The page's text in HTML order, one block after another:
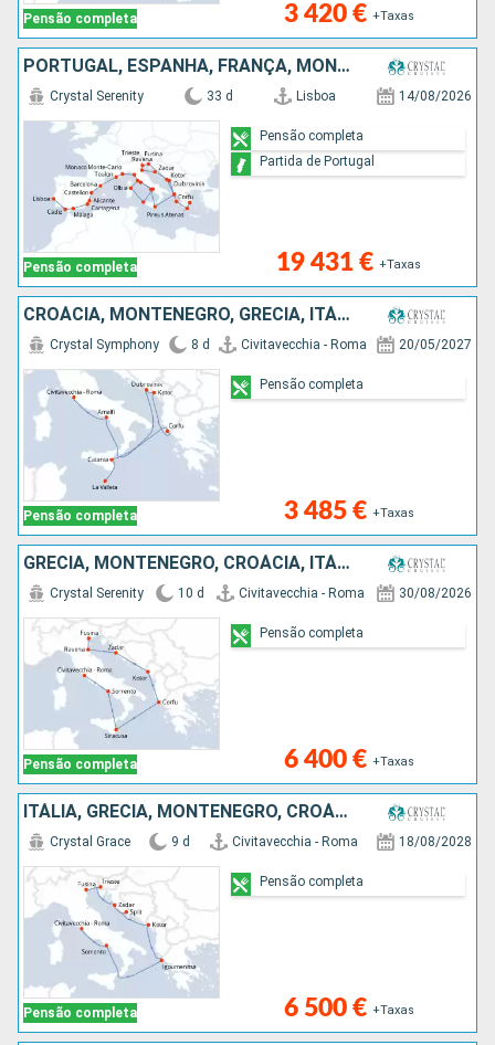
Pensão completa 3 420 € +Taxas
PORTUGAL, ESPANHA, FRANÇA, MÔNACO, MONTENEGRO, ITÁLIA, CROÁCIA, GRÉCIA
Pensão completa
Crystal Serenity 33 d Lisboa 14/08/2026
19 431 € +Taxas
Pensão completa
Partida de Portugal
CROÁCIA, MONTENEGRO, GRÉCIA, ITÁLIA, MALTA
Pensão completa
Crystal Symphony 8 d Civitavecchia - Roma 20/05/2027
3 485 € +Taxas
Pensão completa
GRÉCIA, MONTENEGRO, CROÁCIA, ITÁLIA
Pensão completa
Crystal Serenity 10 d Civitavecchia - Roma 30/08/2026
6 400 € +Taxas
Pensão completa
ITÁLIA, GRÉCIA, MONTENEGRO, CROÁCIA
Pensão completa
Crystal Grace 9 d Civitavecchia - Roma 18/08/2028
6 500 € +Taxas
Pensão completa